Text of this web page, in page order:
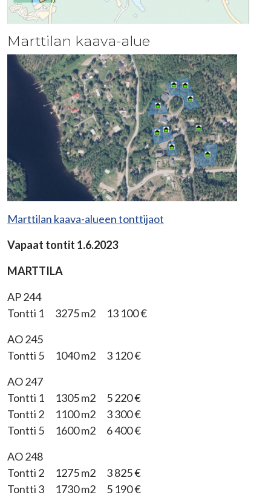
Marttilan kaava-alue
Marttilan kaava-alueen tonttijaot
Vapaat tontit 1.6.2023
MARTTILA
AP 244
Tontti 1 3275 m2 13 100 €
AO 245
Tontti 5 1040 m2 3 120 €
AO 247
Tontti 1 1305 m2 5 220 €
Tontti 2 1100 m2 3 300 €
Tontti 5 1600 m2 6 400 €
AO 248
Tontti 2 1275 m2 3 825 €
Tontti 3 1730 m2 5 190 €